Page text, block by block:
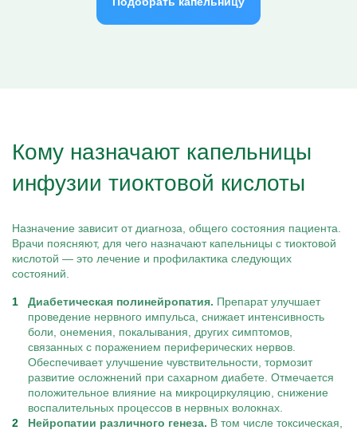
Кому назначают капельницы
инфузии тиоктовой кислоты
Назначение зависит от диагноза, общего состояния пациента.
Врачи поясняют, для чего назначают капельницы с тиоктовой
кислотой — это лечение и профилактика следующих
состояний.
Диабетическая полинейропатия. Препарат улучшает
проведение нервного импульса, снижает интенсивность
боли, онемения, покалывания, других симптомов,
связанных с поражением периферических нервов.
Обеспечивает улучшение чувствительности, тормозит
развитие осложнений при сахарном диабете. Отмечается
положительное влияние на микроциркуляцию, снижение
воспалительных процессов в нервных волокнах.
Нейропатии различного генеза. В том числе токсическая,